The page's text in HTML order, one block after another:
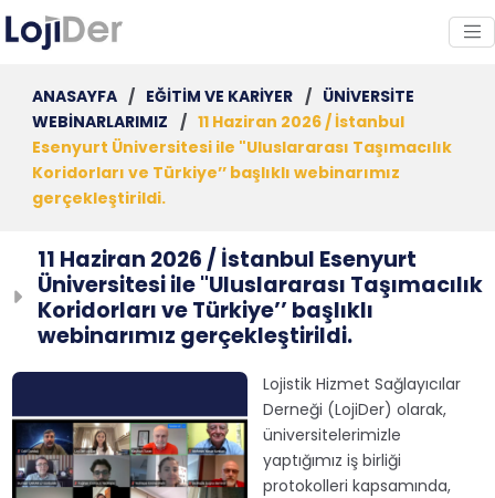
ANASAYFA / EĞİTİM VE KARİYER / ÜNİVERSİTE
WEBİNARLARIMIZ
/ 11 Haziran 2026 / İstanbul
Esenyurt Üniversitesi ile "Uluslararası Taşımacılık
Koridorları ve Türkiye’’ başlıklı webinarımız
gerçekleştirildi.
11 Haziran 2026 / İstanbul Esenyurt
Üniversitesi ile "Uluslararası Taşımacılık
Koridorları ve Türkiye’’ başlıklı
webinarımız gerçekleştirildi.
Lojistik Hizmet Sağlayıcılar
Derneği (LojiDer) olarak,
üniversitelerimizle
yaptığımız iş birliği
protokolleri kapsamında,